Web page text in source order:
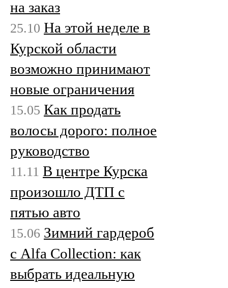
на заказ
25.10 На этой неделе в
Курской области
возможно принимают
новые ограничения
15.05 Как продать
волосы дорого: полное
руководство
11.11 В центре Курска
произошло ДТП с
пятью авто
15.06 Зимний гардероб
с Alfa Collection: как
выбрать идеальную